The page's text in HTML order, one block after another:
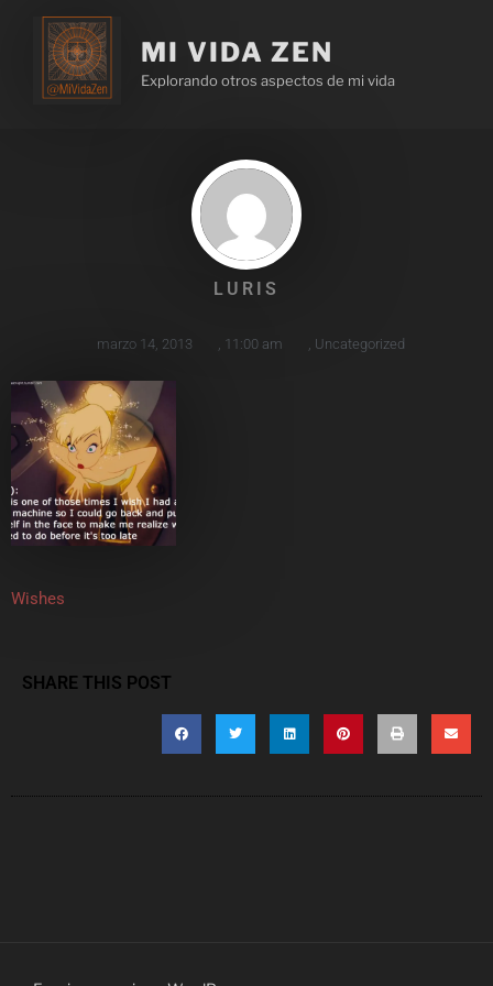
MI VIDA ZEN
Explorando otros aspectos de mi vida
LURIS
marzo 14, 2013 11:00 am Uncategorized
Wishes
SHARE THIS POST